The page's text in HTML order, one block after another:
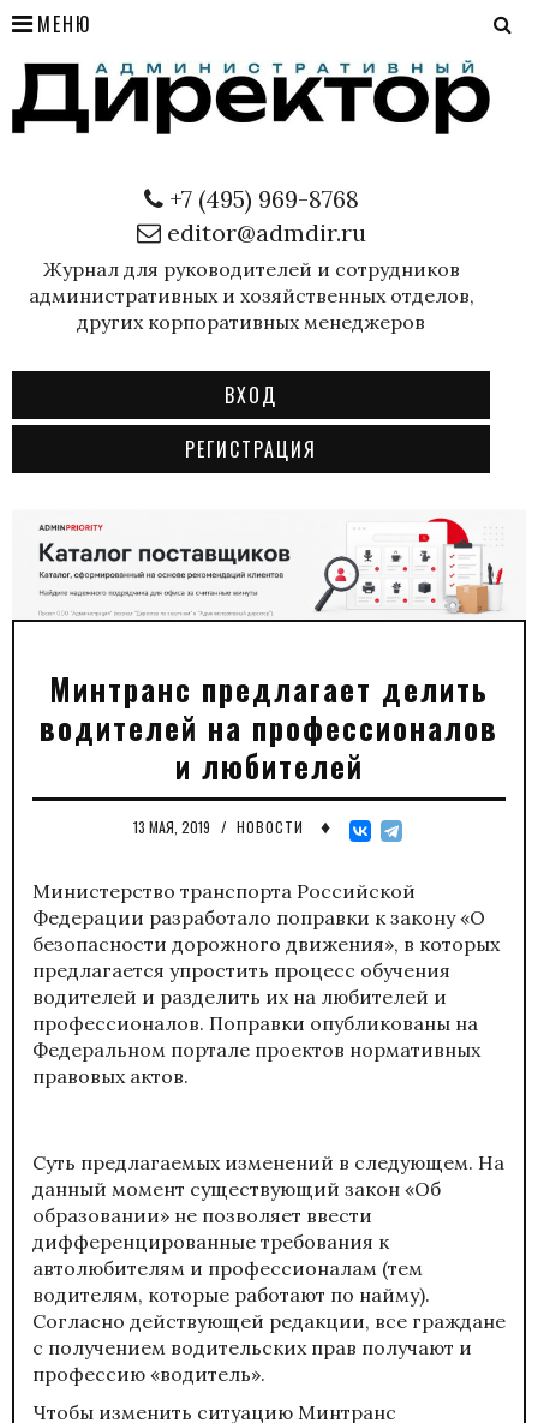
МЕНЮ
+7 (495) 969-8768
editor@admdir.ru
Журнал для руководителей и сотрудников
административных и хозяйственных отделов,
других корпоративных менеджеров
ВХОД
РЕГИСТРАЦИЯ
Минтранс предлагает делить
водителей на профессионалов
и любителей
13 МАЯ, 2019 / НОВОСТИ ♦
Министерство транспорта Российской
Федерации разработало поправки к закону «О
безопасности дорожного движения», в которых
предлагается упростить процесс обучения
водителей и разделить их на любителей и
профессионалов. Поправки опубликованы на
Федеральном портале проектов нормативных
правовых актов.
Суть предлагаемых изменений в следующем. На
данный момент существующий закон «Об
образовании» не позволяет ввести
дифференцированные требования к
автолюбителям и профессионалам (тем
водителям, которые работают по найму).
Согласно действующей редакции, все граждане
с получением водительских прав получают и
профессию «водитель».
Чтобы изменить ситуацию Минтранс